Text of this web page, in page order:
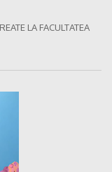
LA FACULTATEA